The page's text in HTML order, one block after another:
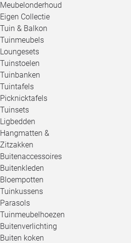
Meubelonderhoud
Eigen Collectie
Tuin & Balkon
Tuinmeubels
Loungesets
Tuinstoelen
Tuinbanken
Tuintafels
Picknicktafels
Tuinsets
Ligbedden
Hangmatten &
Zitzakken
Buitenaccessoires
Buitenkleden
Bloempotten
Tuinkussens
Parasols
Tuinmeubelhoezen
Buitenverlichting
Buiten koken